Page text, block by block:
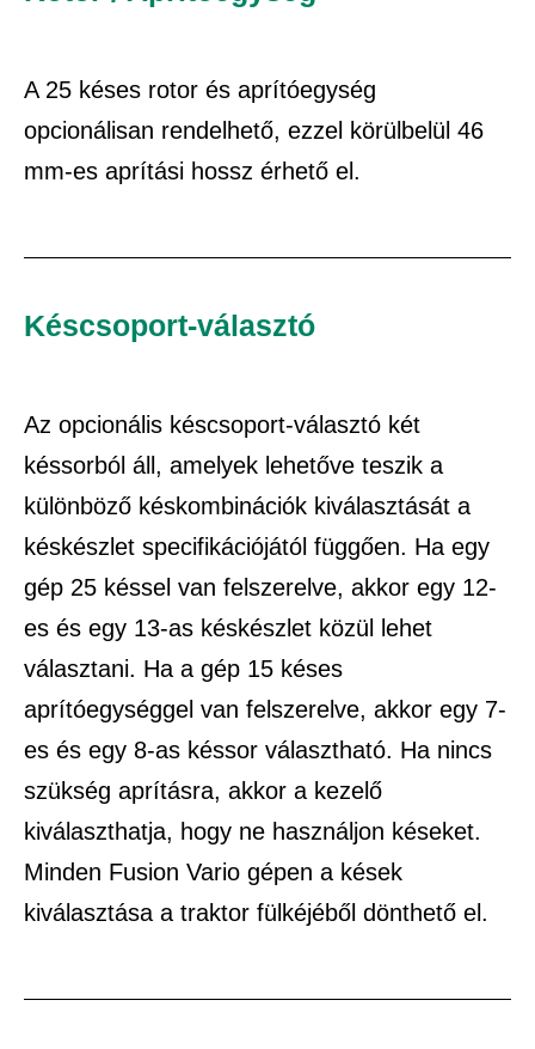
A 25 késes rotor és aprítóegység
opcionálisan rendelhető, ezzel körülbelül 46
mm-es aprítási hossz érhető el.
Késcsoport-választó
Az opcionális késcsoport-választó két
késsorból áll, amelyek lehetőve teszik a
különböző késkombinációk kiválasztását a
késkészlet specifikációjától függően. Ha egy
gép 25 késsel van felszerelve, akkor egy 12-
es és egy 13-as késkészlet közül lehet
választani. Ha a gép 15 késes
aprítóegységgel van felszerelve, akkor egy 7-
es és egy 8-as késsor választható. Ha nincs
szükség aprításra, akkor a kezelő
kiválaszthatja, hogy ne használjon késeket.
Minden Fusion Vario gépen a kések
kiválasztása a traktor fülkéjéből dönthető el.